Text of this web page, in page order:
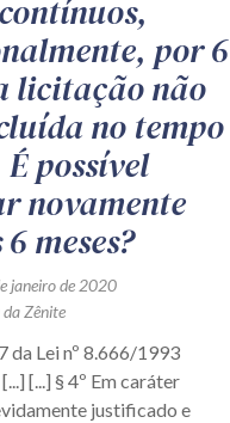
por 6
licitação não
no tempo
possível
novamente
meses?
janeiro de 2020
da Zênite
da Lei nº 8.666/1993
[...] § 4º Em caráter
justificado e